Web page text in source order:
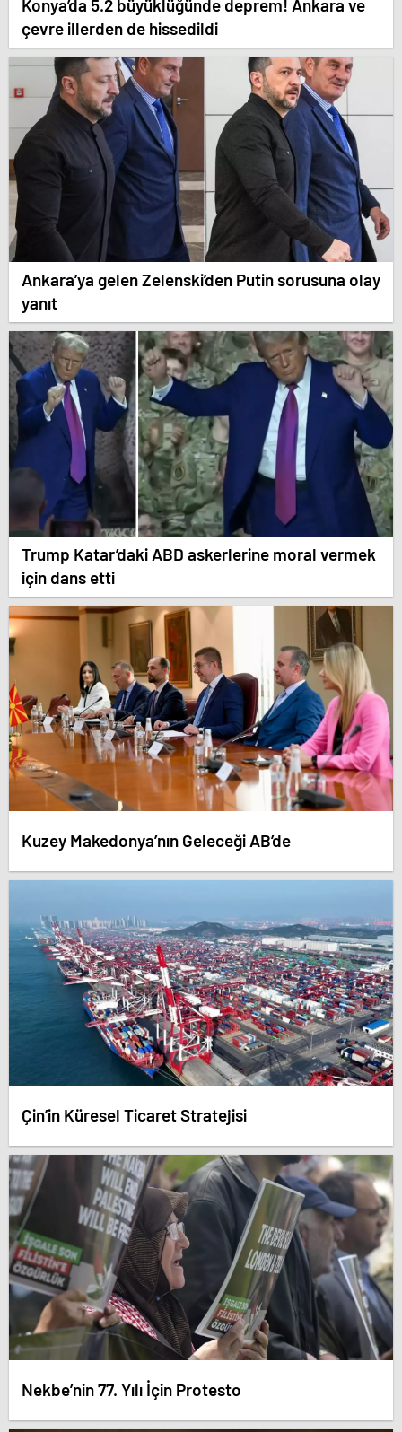
Konya’da 5.2 büyüklüğünde deprem! Ankara ve
çevre illerden de hissedildi
Ankara’ya gelen Zelenski’den Putin sorusuna olay
yanıt
Trump Katar’daki ABD askerlerine moral vermek
için dans etti
Kuzey Makedonya’nın Geleceği AB’de
Çin’in Küresel Ticaret Stratejisi
Nekbe’nin 77. Yılı İçin Protesto